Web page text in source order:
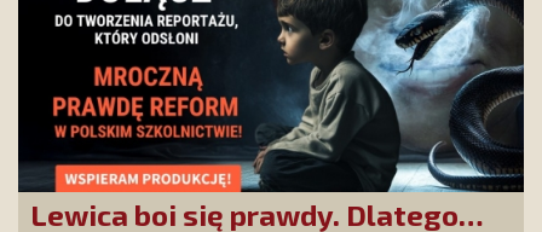
Lewica boi się prawdy. Dlatego